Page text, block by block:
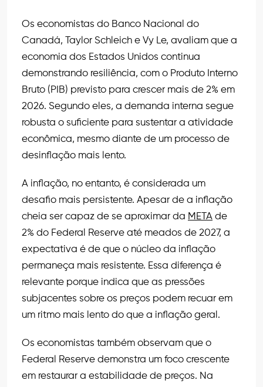
Os economistas do Banco Nacional do
Canadá, Taylor Schleich e Vy Le, avaliam que a
economia dos Estados Unidos continua
demonstrando resiliência, com o Produto Interno
Bruto (PIB) previsto para crescer mais de 2% em
2026. Segundo eles, a demanda interna segue
robusta o suficiente para sustentar a atividade
econômica, mesmo diante de um processo de
desinflação mais lento.
A inflação, no entanto, é considerada um
desafio mais persistente. Apesar de a inflação
cheia ser capaz de se aproximar da META de
2% do Federal Reserve até meados de 2027, a
expectativa é de que o núcleo da inflação
permaneça mais resistente. Essa diferença é
relevante porque indica que as pressões
subjacentes sobre os preços podem recuar em
um ritmo mais lento do que a inflação geral.
Os economistas também observam que o
Federal Reserve demonstra um foco crescente
em restaurar a estabilidade de preços. Na